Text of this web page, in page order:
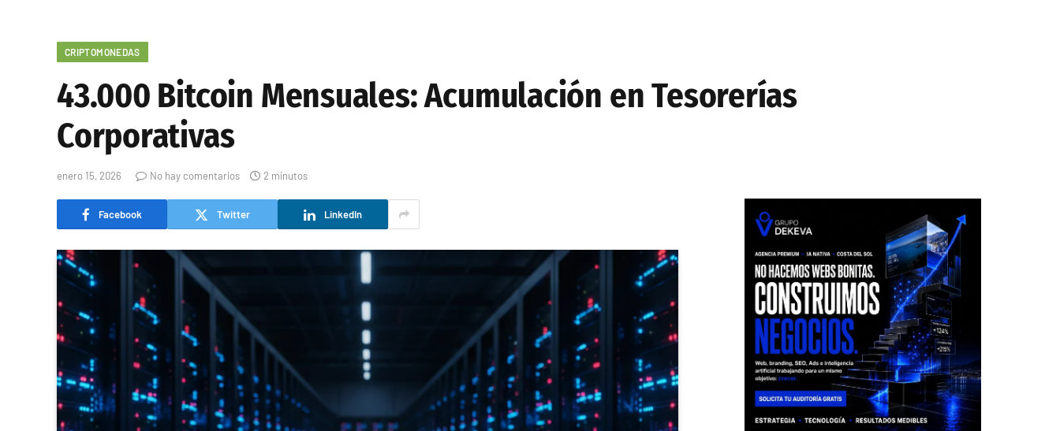
CRIPTOMONEDAS
43.000 Bitcoin Mensuales: Acumulación en Tesorerías
Corporativas
enero 15, 2026 No hay comentarios 2 minutos
Facebook Twitter LinkedIn